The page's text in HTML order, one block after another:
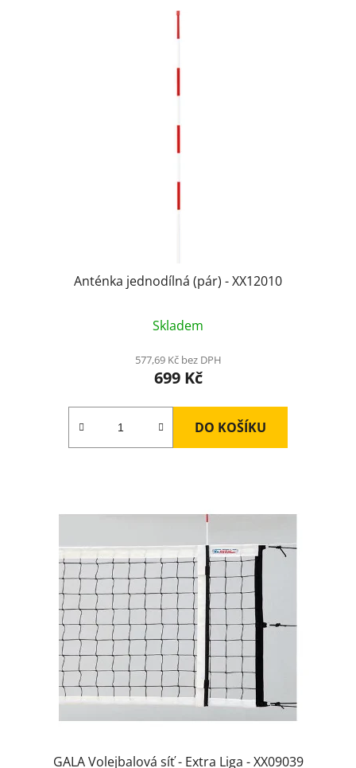
Anténka jednodílná (pár) - XX12010
Skladem
577,69 Kč bez DPH
699 Kč
DO KOŠÍKU
GALA Volejbalová síť - Extra Liga - XX09039